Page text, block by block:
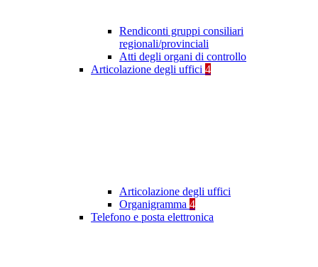
Rendiconti gruppi consiliari
regionali/provinciali
Atti degli organi di controllo
Articolazione degli uffici 4
Articolazione degli uffici
Organigramma 4
Telefono e posta elettronica